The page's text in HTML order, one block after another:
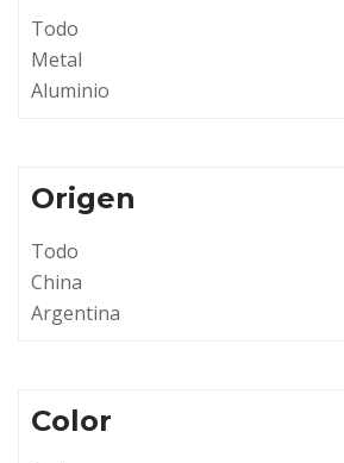
Todo
Metal
Aluminio
Origen
Todo
China
Argentina
Color